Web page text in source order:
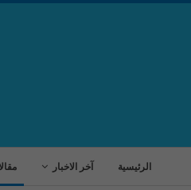
الرئيسية آخر الاخبار